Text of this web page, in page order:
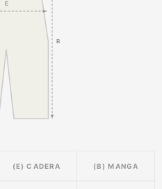
E
B
(E) CADERA (B) MANGA